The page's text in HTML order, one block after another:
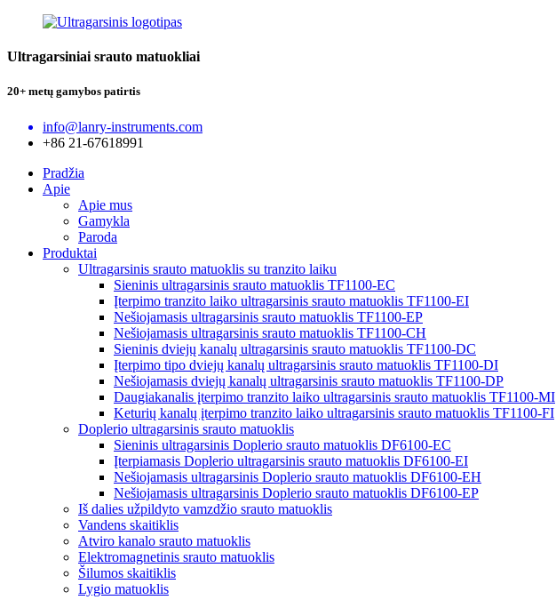
Ultragarsiniai srauto matuokliai
20+ metų gamybos patirtis
info@lanry-instruments.com
+86 21-67618991
Pradžia
Apie
Apie mus
Gamykla
Paroda
Produktai
Ultragarsinis srauto matuoklis su tranzito laiku
Sieninis ultragarsinis srauto matuoklis TF1100-EC
Įterpimo tranzito laiko ultragarsinis srauto matuoklis TF1100-EI
Nešiojamasis ultragarsinis srauto matuoklis TF1100-EP
Nešiojamasis ultragarsinis srauto matuoklis TF1100-CH
Sieninis dviejų kanalų ultragarsinis srauto matuoklis TF1100-DC
Įterpimo tipo dviejų kanalų ultragarsinis srauto matuoklis TF1100-DI
Nešiojamasis dviejų kanalų ultragarsinis srauto matuoklis TF1100-DP
Daugiakanalis įterpimo tranzito laiko ultragarsinis srauto matuoklis TF1100-MI
Keturių kanalų įterpimo tranzito laiko ultragarsinis srauto matuoklis TF1100-FI
Doplerio ultragarsinis srauto matuoklis
Sieninis ultragarsinis Doplerio srauto matuoklis DF6100-EC
Įterpiamasis Doplerio ultragarsinis srauto matuoklis DF6100-EI
Nešiojamasis ultragarsinis Doplerio srauto matuoklis DF6100-EH
Nešiojamasis ultragarsinis Doplerio srauto matuoklis DF6100-EP
Iš dalies užpildyto vamzdžio srauto matuoklis
Vandens skaitiklis
Atviro kanalo srauto matuoklis
Elektromagnetinis srauto matuoklis
Šilumos skaitiklis
Lygio matuoklis